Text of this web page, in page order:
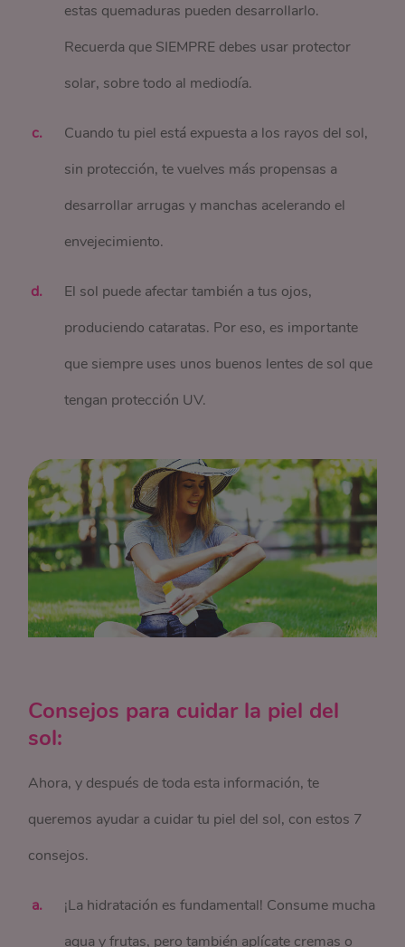
estas quemaduras pueden desarrollarlo.
Recuerda que SIEMPRE debes usar protector
solar, sobre todo al mediodía.
Cuando tu piel está expuesta a los rayos del sol,
sin protección, te vuelves más propensas a
desarrollar arrugas y manchas acelerando el
envejecimiento.
El sol puede afectar también a tus ojos,
produciendo cataratas. Por eso, es importante
que siempre uses unos buenos lentes de sol que
tengan protección UV.
Consejos para cuidar la piel del
sol:
Ahora, y después de toda esta información, te
queremos ayudar a cuidar tu piel del sol, con estos 7
consejos.
¡La hidratación es fundamental! Consume mucha
agua y frutas, pero también aplícate cremas o